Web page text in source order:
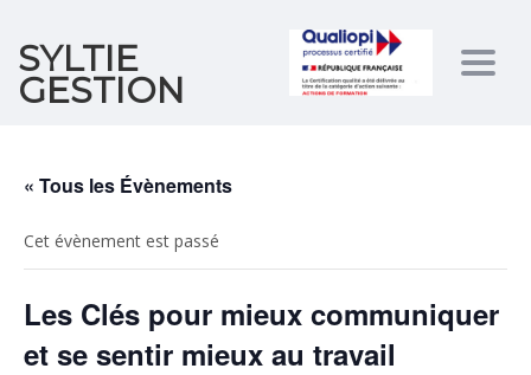
SYLTIE
GESTION
« Tous les Évènements
Cet évènement est passé
Les Clés pour mieux communiquer
et se sentir mieux au travail